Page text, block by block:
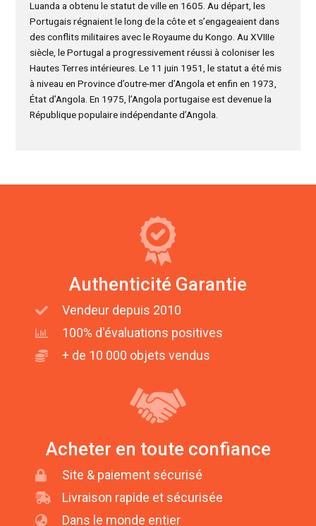
Luanda a obtenu le statut de ville en 1605. Au départ, les
Portugais régnaient le long de la côte et s’engageaient dans
des conflits militaires avec le Royaume du Kongo. Au XVIIIe
siècle, le Portugal a progressivement réussi à coloniser les
Hautes Terres intérieures. Le 11 juin 1951, le statut a été mis
à niveau en Province d’outre-mer d’Angola et enfin en 1973,
État d’Angola. En 1975, l’Angola portugaise est devenue la
République populaire indépendante d’Angola.
Authenticité Garantie
Vendeur depuis 2010
100% d'évaluations positives
+ de 10 000 objets vendus
Acheter en toute confiance
Site & paiement sécurisé
Livraison rapide et sécurisée
Dans le monde entier